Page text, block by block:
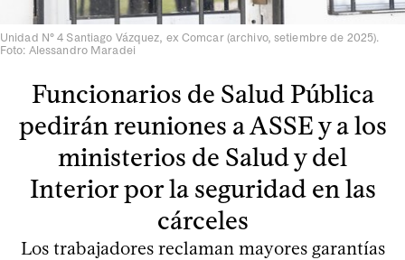
Unidad N° 4 Santiago Vázquez, ex Comcar (archivo, setiembre de 2025).
Foto: Alessandro Maradei
Funcionarios de Salud Pública
pedirán reuniones a ASSE y a los
ministerios de Salud y del
Interior por la seguridad en las
cárceles
Los trabajadores reclaman mayores garantías